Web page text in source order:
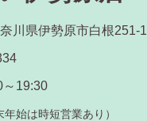
川県伊勢原市白根251-1
～19:30
年始は時短営業あり）